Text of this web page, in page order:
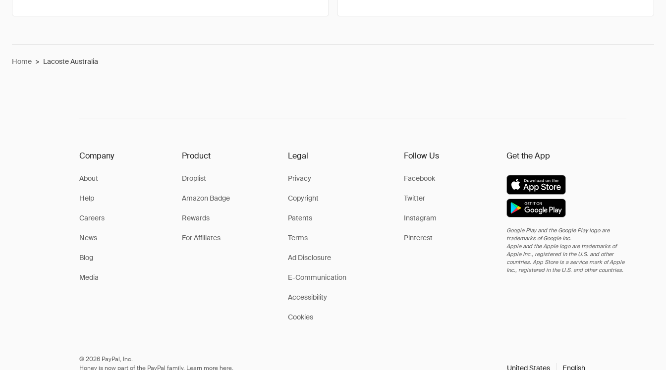
Home > Lacoste Australia
Company
About
Help
Careers
News
Blog
Media
Product
Droplist
Amazon Badge
Rewards
For Affiliates
Legal
Privacy
Copyright
Patents
Terms
Ad Disclosure
E-Communication
Accessibility
Cookies
Follow Us
Facebook
Twitter
Instagram
Pinterest
Get the App
Google Play and the Google Play logo are
trademarks of Google Inc.
Apple and the Apple logo are trademarks of
Apple Inc., registered in the U.S. and other
countries. App Store is a service mark of Apple
Inc., registered in the U.S. and other countries.
© 2026 PayPal, Inc.
Honey is now part of the PayPal family. Learn more here. United States English